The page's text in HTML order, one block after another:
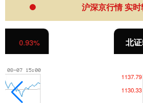
沪深京行情 实